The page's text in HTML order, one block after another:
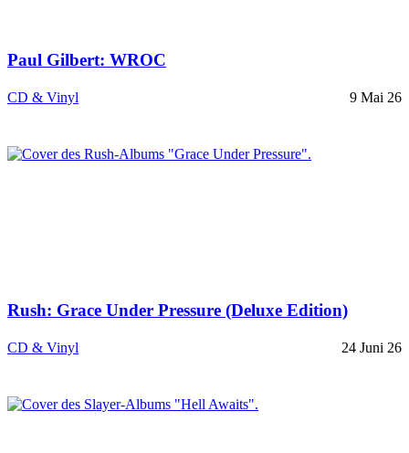
Paul Gilbert: WROC
CD & Vinyl 9 Mai 26
Rush: Grace Under Pressure (Deluxe Edition)
CD & Vinyl 24 Juni 26